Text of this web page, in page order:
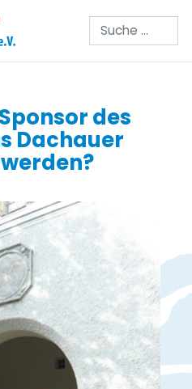
Suchen
des
Dachauer